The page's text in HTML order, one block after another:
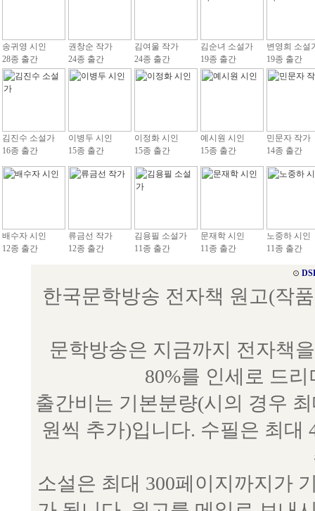
송귀영 시인
28종 출간
권창순 작가
24종 출간
김여울 작가
24종 출간
김순녀 소설가
19종 출간
변영희 소설
19종 출간
김진수 소설가
16종 출간
이병두 시인
15종 출간
이정화 시인
15종 출간
예시원 시인
15종 출간
민문자 작가
14종 출간
배수자 시인
12종 출간
류금선 작가
12종 출간
김용필 소설가
11종 출간
문재학 시인
11종 출간
노중하 시인
11종 출간
⊙
한국문학방송 전자책 원고(작
문학방송은 지금까지 전자책
80%를 인세로 드
출간비는 기본분량(시의 경우
원씩 추가)입니다. 수필은 최대
소설은 최대 300페이지까지가